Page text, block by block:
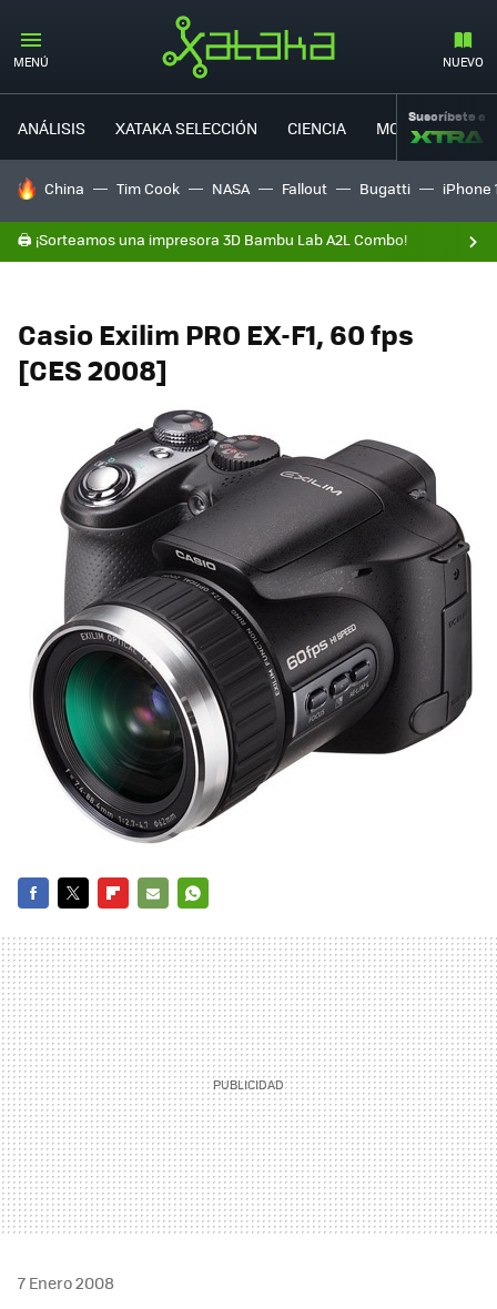
MENÚ NUEVO
ANÁLISIS XATAKA SELECCIÓN CIENCIA MOVILIDAD
Suscríbete a
HOY SE HABLA DE
China Tim Cook NASA Fallout Bugatti iPhone
🖨️ ¡Sorteamos una impresora 3D Bambu Lab A2L Combo!
Casio Exilim PRO EX-F1, 60 fps
[CES 2008]
MAIL
7 Enero 2008